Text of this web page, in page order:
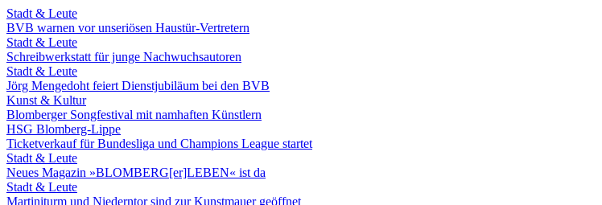
Stadt & Leute
BVB warnen vor unseriösen Haustür-Vertretern
Stadt & Leute
Schreibwerkstatt für junge Nachwuchsautoren
Stadt & Leute
Jörg Mengedoht feiert Dienstjubiläum bei den BVB
Kunst & Kultur
Blomberger Songfestival mit namhaften Künstlern
HSG Blomberg-Lippe
Ticketverkauf für Bundesliga und Champions League startet
Stadt & Leute
Neues Magazin »BLOMBERG[er]LEBEN« ist da
Stadt & Leute
Martiniturm und Niederntor sind zur Kunstmauer geöffnet